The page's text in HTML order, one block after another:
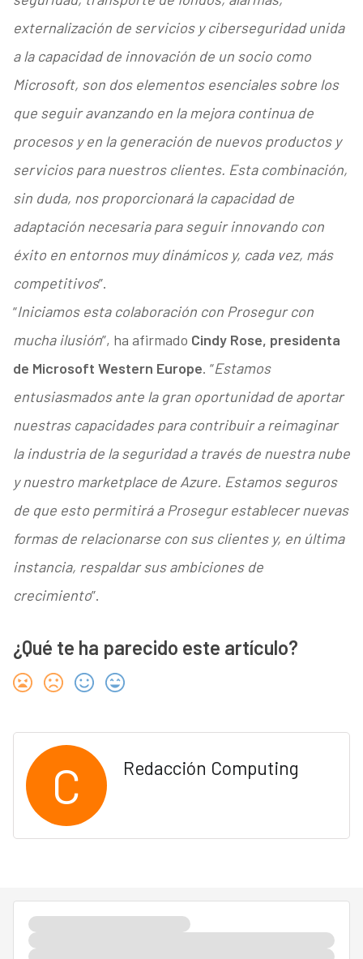
externalización de servicios y ciberseguridad unida
a la capacidad de innovación de un socio como
Microsoft, son dos elementos esenciales sobre los
que seguir avanzando en la mejora continua de
procesos y en la generación de nuevos productos y
servicios para nuestros clientes. Esta combinación,
sin duda, nos proporcionará la capacidad de
adaptación necesaria para seguir innovando con
éxito en entornos muy dinámicos y, cada vez, más
competitivos”.
“Iniciamos esta colaboración con Prosegur con
mucha ilusión”, ha afirmado Cindy Rose, presidenta
de Microsoft Western Europe. “Estamos
entusiasmados ante la gran oportunidad de aportar
nuestras capacidades para contribuir a reimaginar
la industria de la seguridad a través de nuestra nube
y nuestro marketplace de Azure. Estamos seguros
de que esto permitirá a Prosegur establecer nuevas
formas de relacionarse con sus clientes y, en última
instancia, respaldar sus ambiciones de
crecimiento”.
¿Qué te ha parecido este artículo?
C Redacción Computing